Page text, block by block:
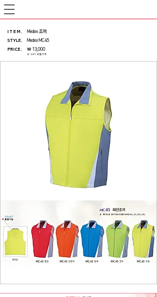
ITEM .
Medex 조끼
STYLE.
Medex MC45
PRICE.
※ VAT 포함가격
￦ 13,000